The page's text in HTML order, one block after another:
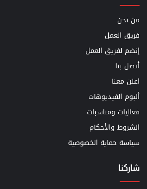
من نحن
فريق العمل
إنضم لفريق العمل
أتصل بنا
اعلن معنا
ألبوم الفيديوهات
فعاليات ومناسبات
الشروط والأحكام
سياسة حماية الخصوصية
شاركنا